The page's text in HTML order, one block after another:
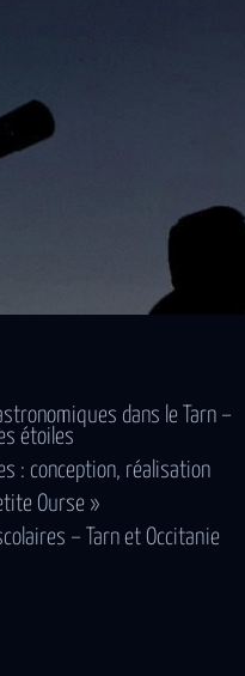
dans le Tarn –
étoiles
: conception, réalisation
Ourse »
– Tarn et Occitanie